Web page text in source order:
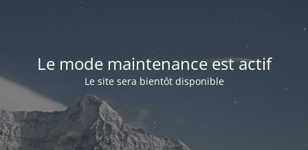
Le mode maintenance est actif
Le site sera bientôt disponible